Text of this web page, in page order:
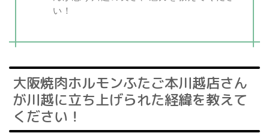
い！
大阪焼肉ホルモンふたご本川越店さん
が川越に立ち上げられた経緯を教えて
ください！